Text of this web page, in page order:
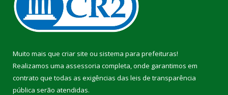
Muito mais que criar site ou sistema para prefeituras!
Realizamos uma assessoria completa, onde garantimos em
contrato que todas as exigências das leis de transparência
pública serão atendidas.